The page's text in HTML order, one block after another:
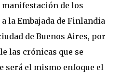
de los
la Embajada de Finlandia
de Buenos Aires, por
las crónicas que se
será el mismo enfoque el